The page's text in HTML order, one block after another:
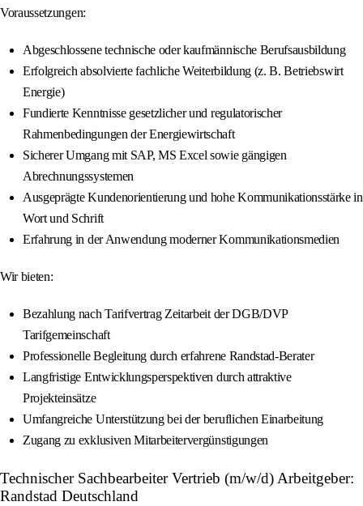
Voraussetzungen:
Abgeschlossene technische oder kaufmännische Berufsausbildung
Erfolgreich absolvierte fachliche Weiterbildung (z. B. Betriebswirt
Energie)
Fundierte Kenntnisse gesetzlicher und regulatorischer
Rahmenbedingungen der Energiewirtschaft
Sicherer Umgang mit SAP, MS Excel sowie gängigen
Abrechnungssystemen
Ausgeprägte Kundenorientierung und hohe Kommunikationsstärke in
Wort und Schrift
Erfahrung in der Anwendung moderner Kommunikationsmedien
Wir bieten:
Bezahlung nach Tarifvertrag Zeitarbeit der DGB/DVP
Tarifgemeinschaft
Professionelle Begleitung durch erfahrene Randstad-Berater
Langfristige Entwicklungsperspektiven durch attraktive
Projekteinsätze
Umfangreiche Unterstützung bei der beruflichen Einarbeitung
Zugang zu exklusiven Mitarbeitervergünstigungen
Technischer Sachbearbeiter Vertrieb (m/w/d) Arbeitgeber:
Randstad Deutschland